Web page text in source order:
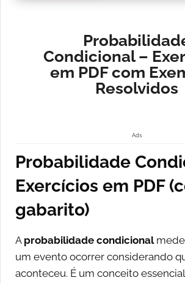
Condicional –
em PDF com
Resolvidos
Ads
Probabilidade
Exercícios em PDF
gabarito)
A probabilidade condicionalmede
um evento ocorrer considerando
aconteceu. É um conceito